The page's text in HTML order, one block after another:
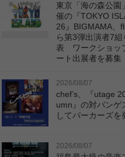
東京「海の森公園
催の『TOKYO
26』BIGMAMA、
ら第3弾出演者7組
表 ワークショッ
ート出展者を募集
2026/08/07
chef’s、『utage
umn』の対バンゲ
してパーカーズを
2026/08/07